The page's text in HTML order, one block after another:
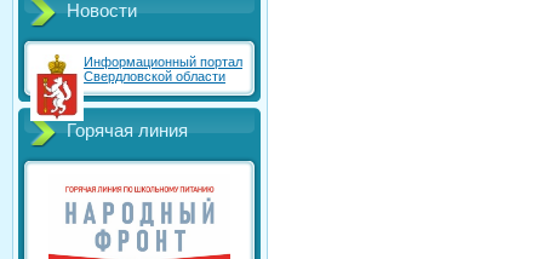
Новости
Информационный портал
Свердловской области
Горячая линия